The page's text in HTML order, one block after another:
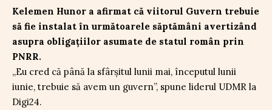
Kelemen Hunor a afirmat că viitorul Guvern trebuie
să fie instalat în următoarele săptămâni avertizând
asupra obligațiilor asumate de statul român prin
PNRR.
„Eu cred că până la sfârșitul lunii mai, începutul lunii
iunie, trebuie să avem un guvern”, spune liderul UDMR la
Digi24.